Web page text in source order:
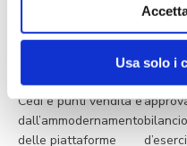
Usa solo i
da una maggiore
integrazione delle
attività tra centrale,
Cedi e punti vendita e
dall’ammodernamento
delle piattaforme
Sigma
Sisa,
bilancio